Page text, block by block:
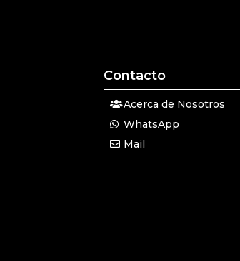
Contacto
Acerca de Nosotros
WhatsApp
Mail